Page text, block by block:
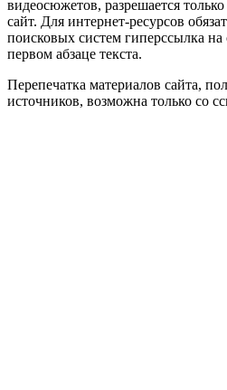
видеосюжетов, разрешается
сайт. Для интернет-ресурсов
поисковых систем гиперссылка на
первом абзаце текста.
Перепечатка материалов сайта,
источников, возможна только со